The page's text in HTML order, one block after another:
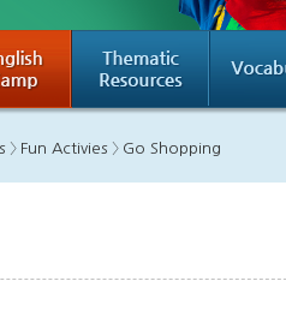
Fun Activies 〉 Go Shopping